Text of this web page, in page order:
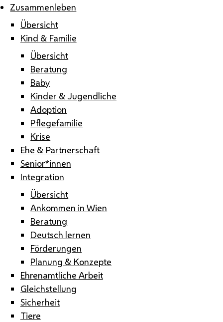
Zusammenleben
Übersicht
Kind & Familie
Übersicht
Beratung
Baby
Kinder & Jugendliche
Adoption
Pflegefamilie
Krise
Ehe & Partnerschaft
Senior*innen
Integration
Übersicht
Ankommen in Wien
Beratung
Deutsch lernen
Förderungen
Planung & Konzepte
Ehrenamtliche Arbeit
Gleichstellung
Sicherheit
Tiere